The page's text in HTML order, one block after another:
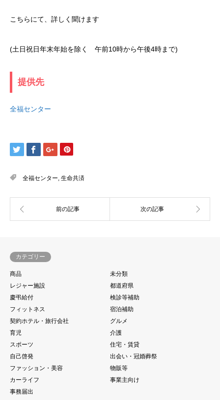
こちらにて、詳しく聞けます
(土日祝日年末年始を除く 午前10時から午後4時まで)
提供先
全福センター
全福センター, 生命共済
カテゴリー
商品
未分類
レジャー施設
都道府県
慶弔給付
検診等補助
フィットネス
宿泊補助
契約ホテル・旅行会社
グルメ
育児
介護
スポーツ
住宅・賃貸
自己啓発
出会い・冠婚葬祭
ファッション・美容
物販等
カーライフ
事業主向け
事務届出